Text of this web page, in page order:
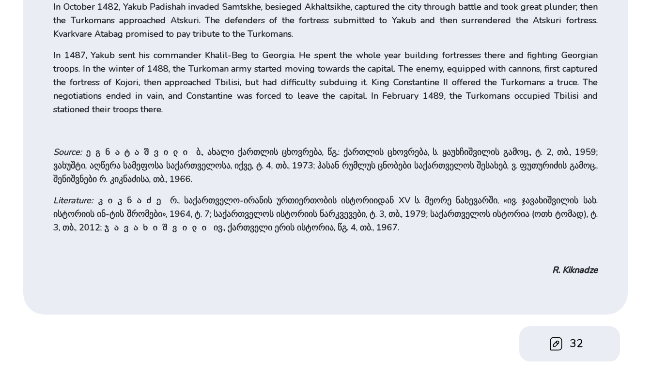
In October 1482, Yakub Padishah invaded Samtskhe, besieged Akhaltsikhe, captured the city through battle and took great plunder; then
the Turkomans approached Atskuri. The defenders of the fortress submitted to Yakub and then surrendered the Atskuri fortress.
Kvarkvare Atabag promised to pay tribute to the Turkomans.
In 1487, Yakub sent his commander Khalil-Beg to Georgia. He spent the whole year building fortresses there and fighting Georgian
troops. In the winter of 1488, the Turkoman army started moving towards the capital. The enemy, equipped with cannons, first captured
the fortress of Kojori, then approached Tbilisi, but had difficulty subduing it. King Constantine II offered the Turkomans a truce. The
negotiations ended in vain, and Constantine was forced to leave the capital. In February 1489, the Turkomans occupied Tbilisi and
stationed their troops there.
Source: ეგნატაშვილი
ბ., ახალი ქართლის ცხოვრება, წგ.: ქართლის ცხოვრება, ს. ყაუხჩიშვილის გამოც., ტ. 2, თბ., 1959;
ვახუშტი, აღწერა სამეფოსა საქართველოსა, იქვე, ტ. 4, თბ., 1973; ჰასან რუმლუს ცნობები საქართველოს შესახებ, ვ. ფუთურიძის გამოც.,
შენიშვნები რ. კიკნაძისა, თბ., 1966.
Literature: კიკნაძე
რ., საქართველო-ირანის ურთიერთობის ისტორიიდან XV ს. მეორე ნახევარში, «ივ. ჯავახიშვილის სახ.
ისტორიის ინ-ტის შრომები», 1964, ტ. 7; საქართველოს ისტორიის ნარკვევები, ტ. 3, თბ., 1979; საქართველოს ისტორია (ოთხ ტომად), ტ.
3, თბ., 2012; ჯავახიშვილი ივ., ქართველი ერის ისტორია, წგ. 4, თბ., 1967.
R. Kiknadze
32